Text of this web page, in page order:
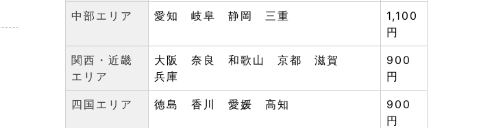
中部エリア 愛知 岐阜 静岡 三重
1,100
円
関西・近畿
エリア
大阪 奈良 和歌山 京都 滋賀
兵庫
900
円
四国エリア 徳島 香川 愛媛 高知
900
円